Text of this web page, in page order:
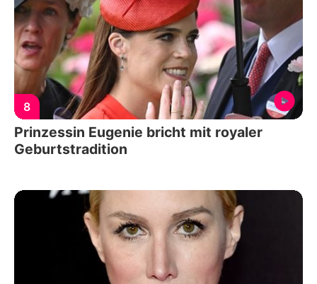
8
Prinzessin Eugenie bricht mit royaler
Geburtstradition